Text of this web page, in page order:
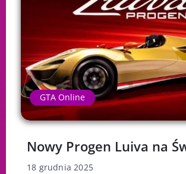
GTA Online
Nowy Progen Luiva na
18 grudnia 2025